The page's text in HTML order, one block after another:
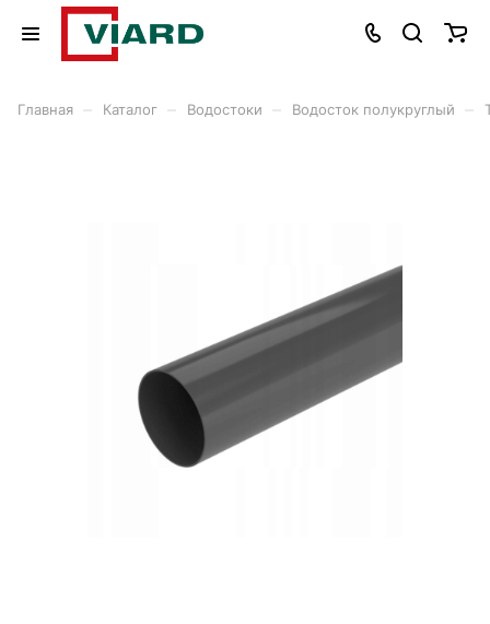
Главная Каталог Водостоки Водосток полукруглый